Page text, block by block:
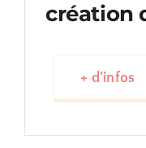
création
+ d'infos